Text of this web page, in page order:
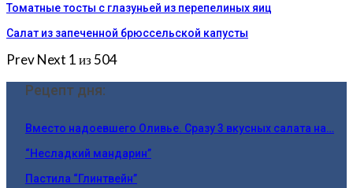
Томатные тосты с глазуньей из перепелиных яиц
Салат из запеченной брюссельской капусты
PrevNext 1 из 504
Рецепт дня:
Вместо надоевшего Оливье. Сразу 3 вкусных салата на…
“Несладкий мандарин”
Пастила “Глинтвейн”